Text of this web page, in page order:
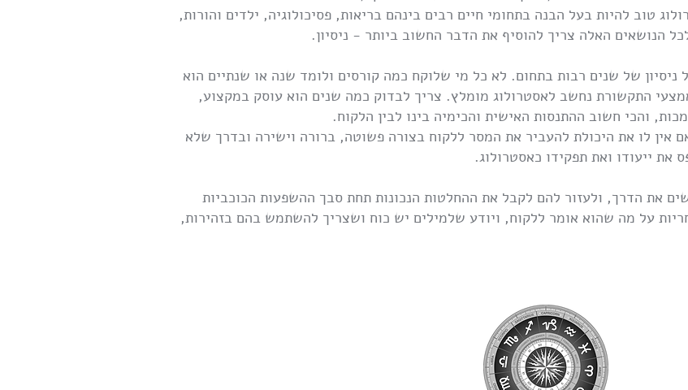
טוב להיות בעל הבנה בתחומי חיים רבים בינהם בריאות, פסיכולוגיה, ילדים והורות,
הנושאים האלה צריך להוסיף את הדבר החשוב ביותר - ניסיון.
ניסיון של שנים רבות בתחום. לא כל מי שלוקח כמה קורסים ולומד שנה או שנתיים הוא
התקשורת נחשב לאסטרולוג מומלץ. צריך לבדוק כמה שנים הוא עוסק במקצוע,
והכי חשוב ההתנסות האישית והכימיה בינו לבין הלקוח.
אין לו את היכולת להעביר את המסר ללקוח בצורה פשוטה, ברורה וישירה ובדרך שלא
ייעודו ואת תפקידו כאסטרולוג.
את הדרך, ולעזור להם לקבל את ההחלטות הנכונות תחת סבך ההשפעות הכוכביות
על מה שהוא אומר ללקוח, ויודע שלמילים יש כוח ושצריך להשתמש בהם בזהירות,